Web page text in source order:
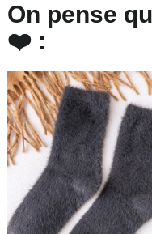
On pense
❤️ :